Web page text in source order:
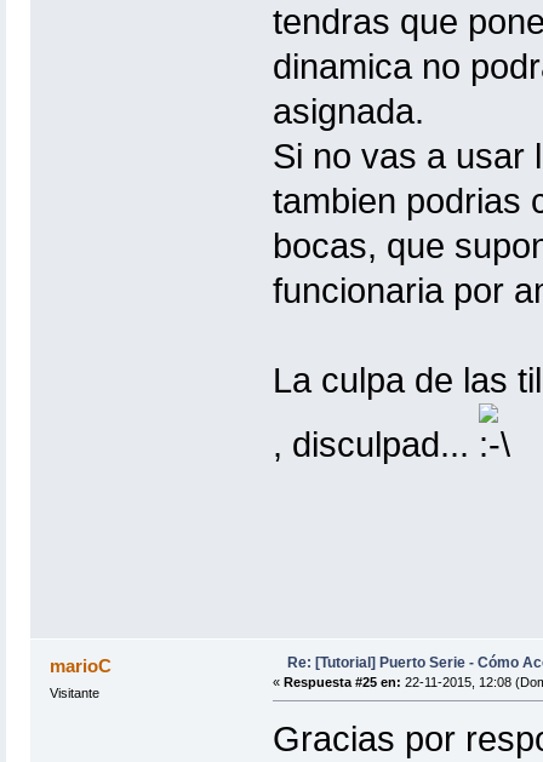
tendras que
dinamica no
asignada.
Si no vas a usar
tambien podrias
bocas, que
funcionaria por
La culpa de las
, disculpad...
marioC
Visitante
Re: [Tutorial] Puerto Serie - Cómo
« Respuesta #25 en: 22-11-2015, 12:08
Gracias por